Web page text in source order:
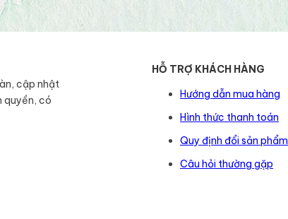
cập nhật
quyền, có
HỖ TRỢ KHÁCH HÀNG
Hướng dẫn mua hàng
Hình thức thanh toán
Quy định đổi sản phẩm
Câu hỏi thường gặp